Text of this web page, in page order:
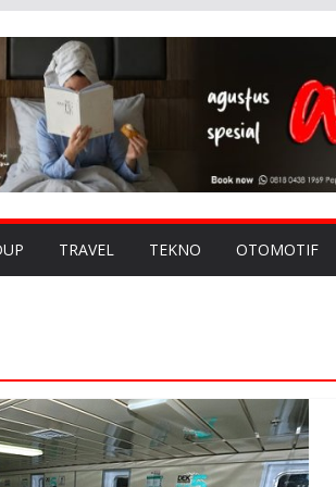
TRAVEL TEKNO OTOMOTIF